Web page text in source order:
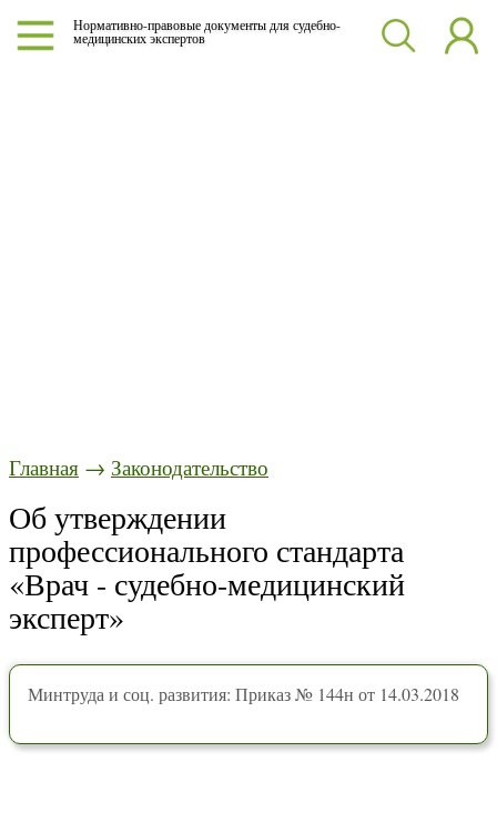
Нормативно-правовые документы для судебно-
медицинских экспертов
Главная → Законодательство
Об утверждении
профессионального стандарта
«Врач - судебно-медицинский
эксперт»
Минтруда и соц. развития: Приказ № 144н от 14.03.2018